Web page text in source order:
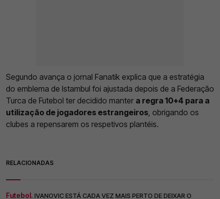
Segundo avança o jornal Fanatik explica que a estratégia
do emblema de Istambul foi ajustada depois de a Federação
Turca de Futebol ter decidido manter a regra 10+4 para a
utilização de jogadores estrangeiros , obrigando os
clubes a repensarem os respetivos plantéis.
RELACIONADAS
Futebol. IVANOVIC ESTÁ CADA VEZ MAIS PERTO DE DEIXAR O